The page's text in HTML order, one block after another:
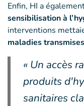
Enfin, HI a
sensibilisation à
interventions
maladies
« Un accès
produits
sanitaires